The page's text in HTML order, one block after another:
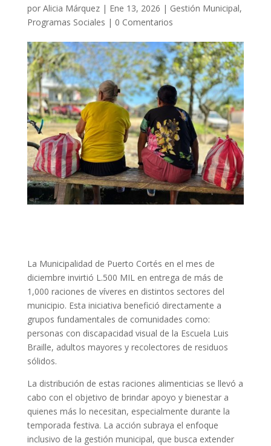
por Alicia Márquez| Ene 13, 2026 | Gestión Municipal,
Programas Sociales | 0 Comentarios
La Municipalidad de Puerto Cortés en el mes de
diciembre invirtió L.500 MIL en entrega de más de
1,000 raciones de víveres en distintos sectores del
municipio. Esta iniciativa benefició directamente a
grupos fundamentales de comunidades como:
personas con discapacidad visual de la Escuela Luis
Braille, adultos mayores y recolectores de residuos
sólidos.
La distribución de estas raciones alimenticias se llevó a
cabo con el objetivo de brindar apoyo y bienestar a
quienes más lo necesitan, especialmente durante la
temporada festiva. La acción subraya el enfoque
inclusivo de la gestión municipal, que busca extender